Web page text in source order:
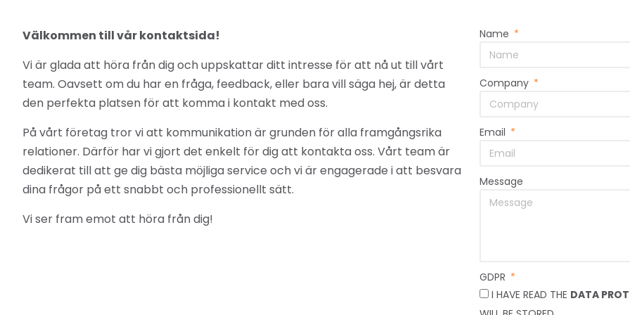
Välkommen till vår kontaktsida!
Vi är glada att höra från dig och uppskattar ditt intresse för att nå ut till vårt
team. Oavsett om du har en fråga, feedback, eller bara vill säga hej, är detta
den perfekta platsen för att komma i kontakt med oss.
På vårt företag tror vi att kommunikation är grunden för alla framgångsrika
relationer. Därför har vi gjort det enkelt för dig att kontakta oss. Vårt team är
dedikerat till att ge dig bästa möjliga service och vi är engagerade i att besvara
dina frågor på ett snabbt och professionellt sätt.
Vi ser fram emot att höra från dig!
Name
Company
Email
Message
GDPR
I HAVE READ THE DATA